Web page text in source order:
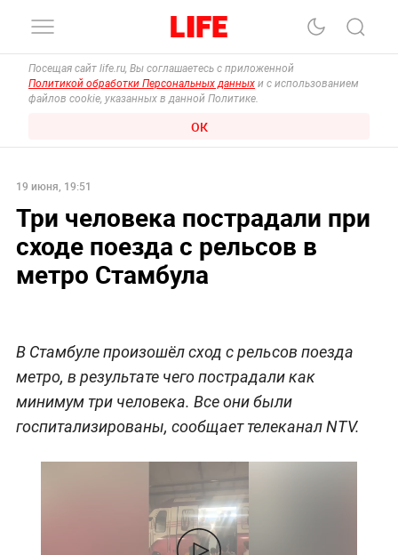
Посещая сайт life.ru, Вы соглашаетесь с приложенной
Политикой обработки Персональных данных и с использованием
файлов cookie, указанных в данной Политике.
ОК
19 июня, 19:51
Три человека пострадали при
сходе поезда с рельсов в
метро Стамбула
В Стамбуле произошёл сход с рельсов поезда
метро, в результате чего пострадали как
минимум три человека. Все они были
госпитализированы, сообщает телеканал NTV.